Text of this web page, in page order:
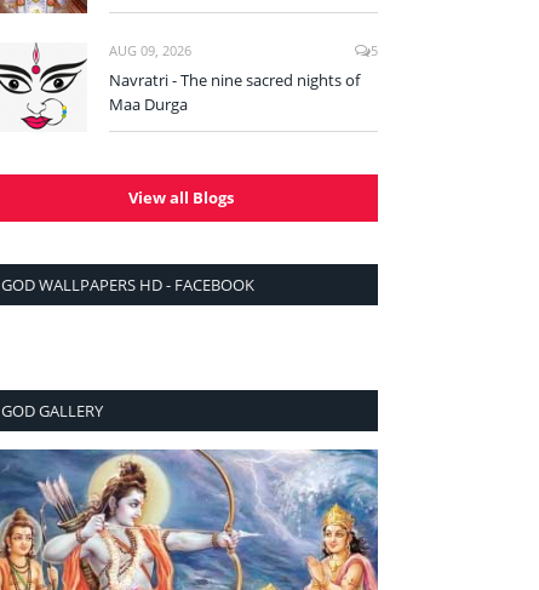
AUG 09, 2026 5
Navratri - The nine sacred nights of
Maa Durga
View all Blogs
GOD WALLPAPERS HD - FACEBOOK
GOD GALLERY